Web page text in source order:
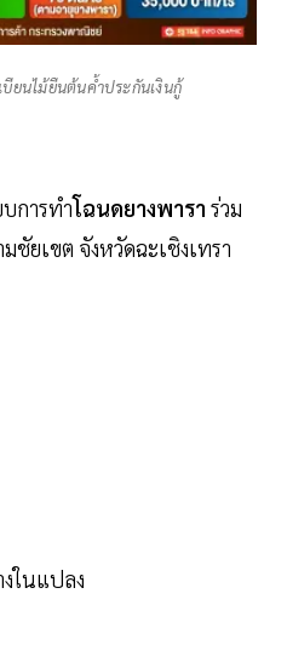
ยนไม้ยืนต้นค้ำประกันเงินกู้
การทำโฉนดยางพารา ร่วม
ชัยเขต จังหวัดฉะเชิงเทรา
ในแปลง